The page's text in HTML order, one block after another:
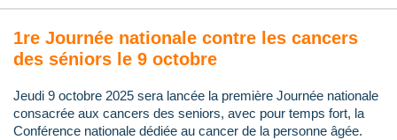
1re Journée nationale contre les cancers
des séniors le 9 octobre
Jeudi 9 octobre 2025 sera lancée la première Journée nationale
consacrée aux cancers des seniors, avec pour temps fort, la
Conférence nationale dédiée au cancer de la personne âgée.